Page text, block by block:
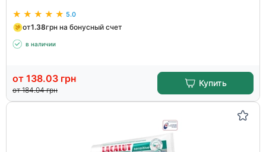
5.0
от1.38грн на бонусный счет
в наличии
от 138.03 грн
от 184.04грн
Купить